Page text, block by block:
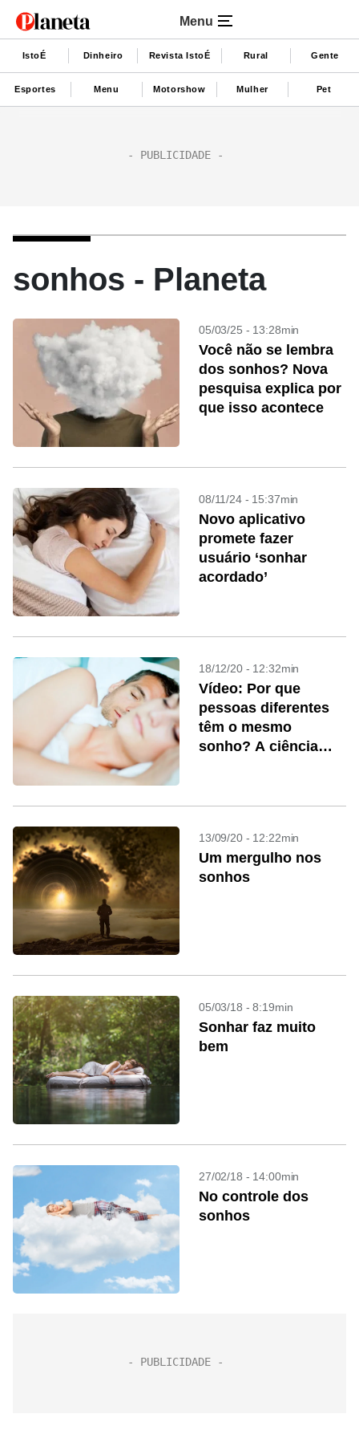
Menu
IstoÉ Dinheiro Revista IstoÉ Rural Gente
Esportes Menu Motorshow Mulher Pet
sonhos - Planeta
05/03/25 - 13:28min
Você não se lembra
dos sonhos? Nova
pesquisa explica por
que isso acontece
08/11/24 - 15:37min
Novo aplicativo
promete fazer
usuário ‘sonhar
acordado’
18/12/20 - 12:32min
Vídeo: Por que
pessoas diferentes
têm o mesmo
sonho? A ciência
13/09/20 - 12:22min
Um mergulho nos
sonhos
05/03/18 - 8:19min
Sonhar faz muito
bem
27/02/18 - 14:00min
No controle dos
sonhos